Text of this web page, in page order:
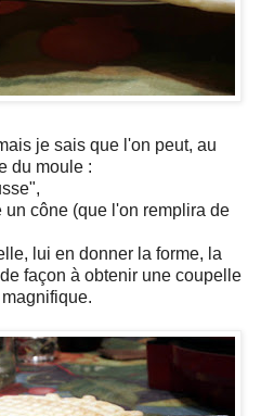
je sais que l'on peut, au
du moule :
cône (que l'on remplira de
lui en donner la forme, la
façon à obtenir une coupelle